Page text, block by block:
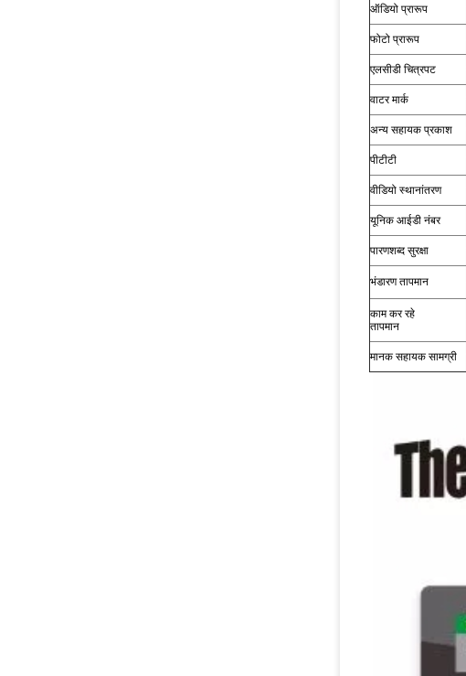
ऑडियो प्रारूप
फोटो प्रारूप
एलसीडी चित्रपट
वाटर मार्क
अन्य सहायक प्रकाश
पीटीटी
वीडियो स्थानांतरण
यूनिक आईडी नंबर
पारणशब्द सुरक्षा
भंडारण तापमान
काम कर रहे
तापमान
मानक सहायक सामग्री